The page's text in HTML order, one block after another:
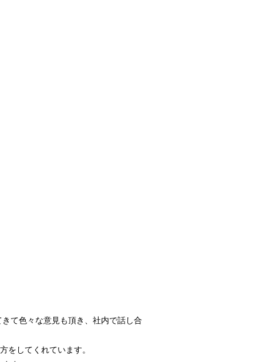
て色々な意見も頂き、社内で話し合
してくれています。